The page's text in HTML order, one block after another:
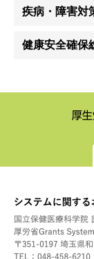
疾病・障害対
健康安全確保